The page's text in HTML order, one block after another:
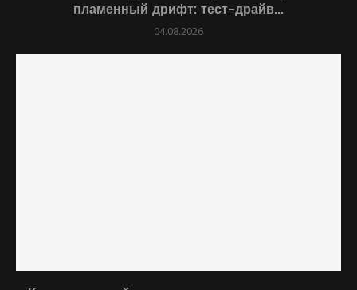
пламенный дрифт: тест-драйв...
04.08.2026